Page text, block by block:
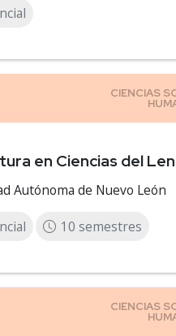
en Ciencias del
Autónoma de Nuevo León
10 semestres